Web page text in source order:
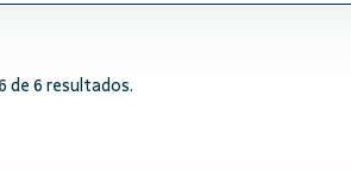
de 6 resultados.